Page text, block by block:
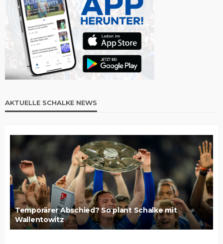
AKTUELLE SCHALKE NEWS
Temporärer Abschied? So plant Schalke mit
Wallentowitz